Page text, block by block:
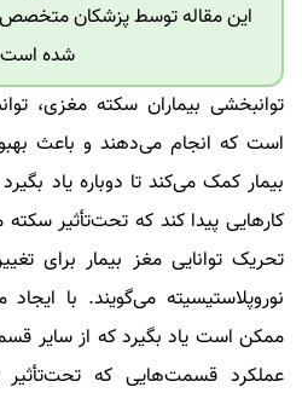
این مقاله توسط پزشکان متخصص
شده
توانبخشی بیماران سکته مغزی،
است که انجام می‌دهند و باعث
بیمار کمک می‌کند تا دوباره یاد
کار‌هایی پیدا کند که تحت‌تأثیر
تحریک توانایی مغز بیمار برای
نوروپلاستیسیته می‌گویند. با
ممکن است یاد بگیرد که از سایر
عملکرد قسمت‌هایی که تحت‌تأثیر